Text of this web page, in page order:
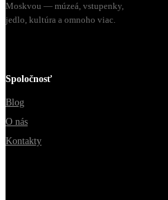
Moskvou — múzeá, vstupenky,
jedlo, kultúra a omnoho viac.
Spoločnosť
Blog
O nás
Kontakty